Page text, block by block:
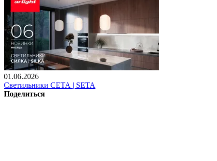
01.06.2026
Светильники СЕТА | SETA
Поделиться